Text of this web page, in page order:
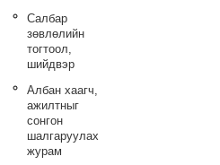
Салбар
зөвлөлийн
тогтоол,
шийдвэр
Албан хаагч,
ажилтныг
сонгон
шалгаруулах
журам